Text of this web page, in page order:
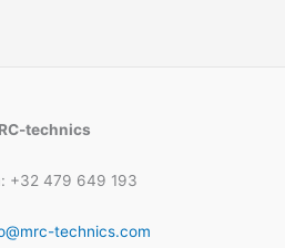
technics
: +32 479 649 193
technics.com